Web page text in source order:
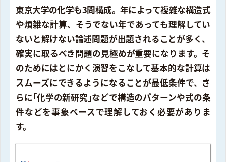
東京大学の化学も3問構成。年によって複雑な構造式
や煩雑な計算、そうでない年であっても理解してい
ないと解けない論述問題が出題されることが多く、
確実に取るべき問題の見極めが重要になります。そ
のためにはとにかく演習をこなして基本的な計算は
スムーズにできるようになることが最低条件で、さ
らに｢化学の新研究｣などで構造のパターンや式の条
件などを事象ベースで理解しておく必要がありま
す。